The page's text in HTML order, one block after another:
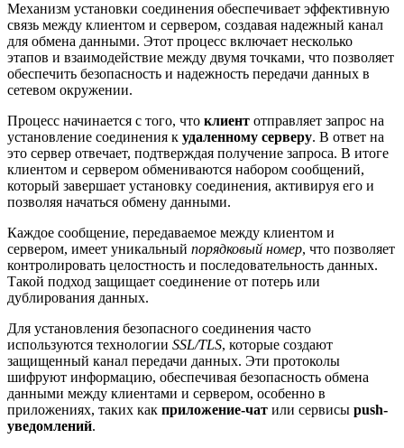
Механизм установки соединения обеспечивает эффективную
связь между клиентом и сервером, создавая надежный канал
для обмена данными. Этот процесс включает несколько
этапов и взаимодействие между двумя точками, что позволяет
обеспечить безопасность и надежность передачи данных в
сетевом окружении.
Процесс начинается с того, что клиент отправляет запрос на
установление соединения к удаленному серверу. В ответ на
это сервер отвечает, подтверждая получение запроса. В итоге
клиентом и сервером обмениваются набором сообщений,
который завершает установку соединения, активируя его и
позволяя начаться обмену данными.
Каждое сообщение, передаваемое между клиентом и
сервером, имеет уникальный порядковый номер, что позволяет
контролировать целостность и последовательность данных.
Такой подход защищает соединение от потерь или
дублирования данных.
Для установления безопасного соединения часто
используются технологии SSL/TLS, которые создают
защищенный канал передачи данных. Эти протоколы
шифруют информацию, обеспечивая безопасность обмена
данными между клиентами и сервером, особенно в
приложениях, таких как приложение-чат или сервисы push-
уведомлений.